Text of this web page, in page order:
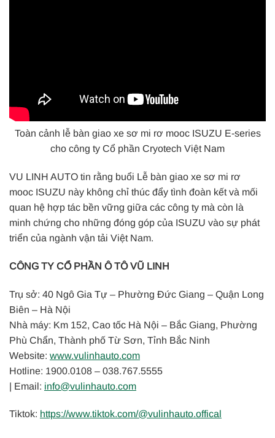
Toàn cảnh lễ bàn giao xe sơ mi rơ mooc ISUZU E-series
cho công ty Cổ phần Cryotech Việt Nam
VU LINH AUTO tin rằng buổi Lễ bàn giao xe sơ mi rơ
mooc ISUZU này không chỉ thúc đẩy tình đoàn kết và mối
quan hệ hợp tác bền vững giữa các công ty mà còn là
minh chứng cho những đóng góp của ISUZU vào sự phát
triển của ngành vận tải Việt Nam.
CÔNG TY CỔ PHẦN Ô TÔ VŨ LINH
Trụ sở: 40 Ngô Gia Tự – Phường Đức Giang – Quận Long
Biên – Hà Nội
Nhà máy: Km 152, Cao tốc Hà Nội – Bắc Giang, Phường
Phù Chẩn, Thành phố Từ Sơn, Tỉnh Bắc Ninh
Website: www.vulinhauto.com
Hotline: 1900.0108 – 038.767.5555
| Email: info@vulinhauto.com
Tiktok: https://www.tiktok.com/@vulinhauto.offical